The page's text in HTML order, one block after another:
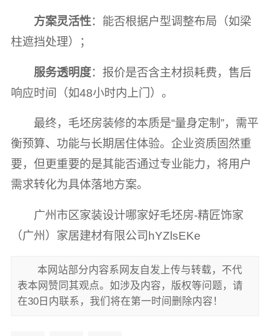
方案灵活性：能否根据户型调整布局（如梁
柱遮挡处理）；
服务透明度：报价是否含主材损耗费，售后
响应时间（如48小时内上门）。
最终，毛坯房装修的本质是“量身定制”，需平
衡预算、功能与长期居住体验。企业资质固然重
要，但更重要的是其能否通过专业能力，将用户
需求转化为具体落地方案。
广州市区家装设计哪家好毛坯房-精匠饰家
（广州）家居建材有限公司hYZlsEKe
本网站部分内容系网友自发上传与转载，不代
表本网赞同其观点。如涉及内容，版权等问题，请
在30日内联系，我们将在第一时间删除内容！